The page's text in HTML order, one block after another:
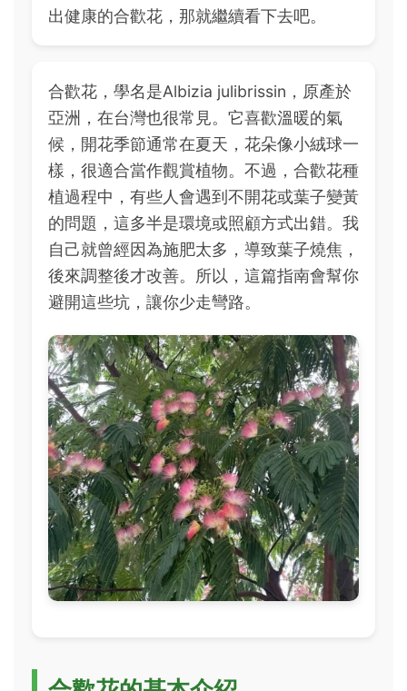
出健康的合歡花，那就繼續看下去吧。
合歡花，學名是Albizia julibrissin，原產於
亞洲，在台灣也很常見。它喜歡溫暖的氣
候，開花季節通常在夏天，花朵像小絨球一
樣，很適合當作觀賞植物。不過，合歡花種
植過程中，有些人會遇到不開花或葉子變黃
的問題，這多半是環境或照顧方式出錯。我
自己就曾經因為施肥太多，導致葉子燒焦，
後來調整後才改善。所以，這篇指南會幫你
避開這些坑，讓你少走彎路。